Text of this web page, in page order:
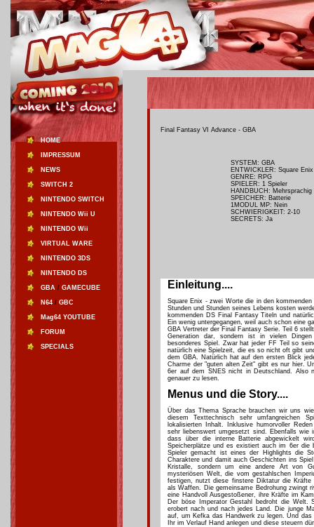
HOME
IMPRESSUM
NEWS
SWITCH 2
NINTENDO SWITCH
NINTENDO Wii U
NINTENDO Wii
VIRTUAL WARE
NINTENDO 3DS
NINTENDO DS
GBA / GAMECUBE
N64 / GBC
Mag64 YOUTUBE
FORUM
SPECIALS
Final Fantasy VI Advance - GBA
SYSTEM: GBA
ENTWICKLER: Square Enix
GENRE: RPG
SPIELER: 1 Spieler
HANDBUCH: Mehrsprachig
SPEICHER: Batterie
1MODUL MP: Nein
SCHWIERIGKEIT: 2-10
SECRETS: Ja
Einleitung....
Square Enix - zwei Worte die in den
Stunden und Stunden seines Lebens kosten
kommenden DS Final Fantasy Titeln und
Ein wenig untergegangen, weil auch schon eine
GBA Vertreter der Final Fantasy Serie. Teil 6
Generation dar, sondern ist in vielen
besonderes Spiel. Zwar hat jeder FF Teil so
natürlich eine Spielzeit, die es so nicht oft gibt
dem GBA. Natürlich hat auf den ersten Blick
Charme der "guten alten Zeit" gibt es nur hier.
6er auf dem SNES nicht in Deutschland. Also
genauer zu lesen.
Menus und die Story....
Über das Thema Sprache brauchen wir uns
diesem Texttechnisch sehr umfangreichen
lokalisierten Inhalt. Inklusive humorvoller
sehr liebenswert umgesetzt sind. Ebenfalls
dass über die interne Batterie abgewickelt
Speicherplätze und es existiert auch im 6er die
Spieler gemacht ist eines der Highlights die
Charaktere und damit auch Geschichten ins
Kristalle, sondern um eine andere Art von
mysteriösen Welt, die vom gestahlschen
festigen, nutzt diese finstere Diktatur die
als Waffen. Die gemeinsame Bedrohung zwingt
eine Handvoll Ausgestoßener, ihre Kräfte im
Der böse Imperator Gestahl bedroht die Welt.
erobert nach und nach jedes Land. Die junge
auf, um Kefka das Handwerk zu legen. Und
Ihr im Verlauf Hand anlegen und diese steuern